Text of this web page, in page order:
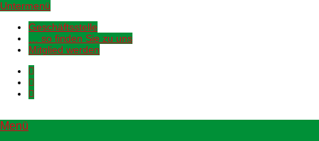
Untermenü
Geschäftsstelle
… so finden Sie zu uns
Mitglied werden
Menü